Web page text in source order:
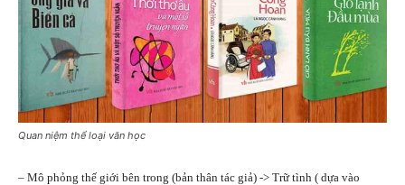
Quan niệm thể loại văn học
– Mô phỏng thế giới bên trong (bản thân tác giả) -> Trữ tình ( dựa vào